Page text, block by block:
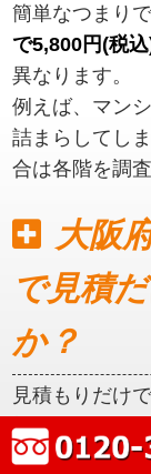
簡単なつまり
で5,800円(税
異なります。
例えば、マン
詰まらしてし
合は各階を調
大阪
で見積
か？
見積もりだけ
初めに見積も
ただいてから